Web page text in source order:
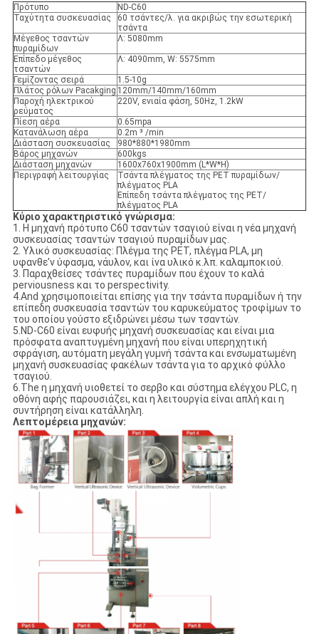
Πρότυπο
ND-C60
Ταχύτητα συσκευασίας
60 τσάντες/λ. για ακριβώς την εσωτερική
τσάντα
Μέγεθος τσαντών
πυραμίδων
Λ: 5080mm
Επίπεδο μέγεθος
τσαντών
Λ: 4090mm, W: 5575mm
Γεμίζοντας σειρά
1.5-10g
Πλάτος ρόλων Pacakging 120mm/140mm/160mm
Παροχή ηλεκτρικού
ρεύματος
220V, ενιαία φάση, 50Hz, 1.2kW
Πίεση αέρα
0.65mpa
Κατανάλωση αέρα
0.2m ³ /min
Διάσταση συσκευασίας
980*880*1980mm
Βάρος μηχανών
600kgs
Διάσταση μηχανών
1600x760x1900mm (L*W*H)
Περιγραφή λειτουργίας
Τσάντα πλέγματος της PET πυραμίδων/
πλέγματος PLA
Επίπεδη τσάντα πλέγματος της PET/
πλέγματος PLA
Κύριο χαρακτηριστικό γνώρισμα:
1. Η μηχανή πρότυπο C60 τσαντών τσαγιού είναι η νέα μηχανή
συσκευασίας τσαντών τσαγιού πυραμίδων μας.
2. Υλικό συσκευασίας: Πλέγμα της PET, πλέγμα PLA, μη
υφανθε'ν ύφασμα, νάυλον, και ίνα υλικό κ.λπ. καλαμποκιού.
3. Παραχθείσες τσάντες πυραμίδων που έχουν το καλά
perviousness και το perspectivity.
4.And χρησιμοποιείται επίσης για την τσάντα πυραμίδων ή την
επίπεδη συσκευασία τσαντών του καρυκεύματος τροφίμων το
του οποίου γούστο εξιδρώνει μέσω των τσαντών.
5.ND-C60 είναι ευφυής μηχανή συσκευασίας και είναι μια
πρόσφατα αναπτυγμένη μηχανή που είναι υπερηχητική
σφράγιση, αυτόματη μεγάλη γυμνή τσάντα και ενσωματωμένη
μηχανή συσκευασίας φακέλων τσάντα για το αρχικό φύλλο
τσαγιού.
6.The η μηχανή υιοθετεί το σερβο και σύστημα ελέγχου PLC, η
οθόνη αφής παρουσιάζει, και η λειτουργία είναι απλή και η
συντήρηση είναι κατάλληλη.
Λεπτομέρεια μηχανών: